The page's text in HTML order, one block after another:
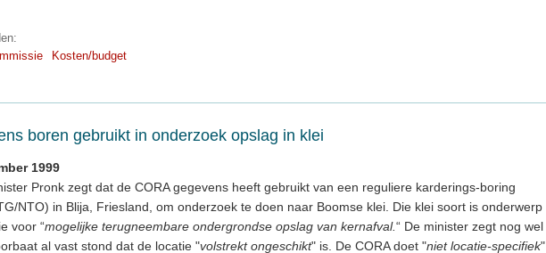
Kosten/budget
boren gebruikt in onderzoek opslag in klei
1999
Pronk zegt dat de CORA gegevens heeft gebruikt van een reguliere karderings-boring
NTO) in Blija, Friesland, om onderzoek te doen naar Boomse klei. Die klei soort is onderwerp
voor “mogelijke terugneembare ondergrondse opslag van kernafval.“ De minister zegt nog wel
al vast stond dat de locatie "volstrekt ongeschikt" is. De CORA doet "niet locatie-specifiek"